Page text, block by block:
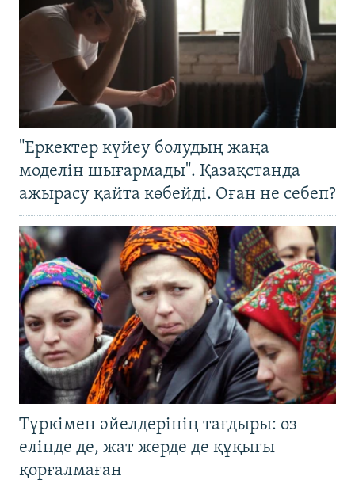
"Еркектер күйеу болудың жаңа
моделін шығармады". Қазақстанда
ажырасу қайта көбейді. Оған не себеп?
Түркімен әйелдерінің тағдыры: өз
елінде де, жат жерде де құқығы
қорғалмаған